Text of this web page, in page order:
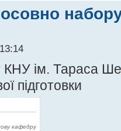
КНУ ім. Тараса
підготовки
кафедру